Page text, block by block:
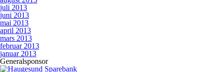
juli 2013
juni 2013
mai 2013
april 2013
mars 2013
februar 2013
januar 2013
Generalsponsor